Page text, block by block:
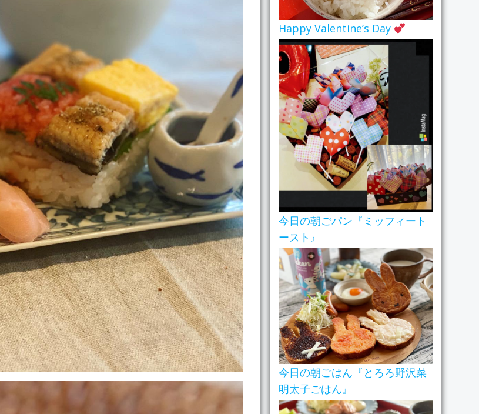
Happy Valentine’s Day
今日の朝ごパン『ミッフィート
ースト』
今日の朝ごはん『とろろ野沢菜
明太子ごはん』